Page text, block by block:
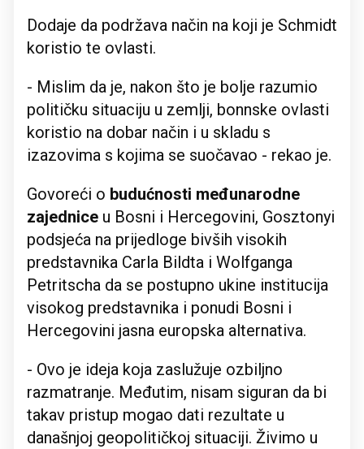
Dodaje da podržava način na koji je Schmidt
koristio te ovlasti.
- Mislim da je, nakon što je bolje razumio
političku situaciju u zemlji, bonnske ovlasti
koristio na dobar način i u skladu s
izazovima s kojima se suočavao - rekao je.
Govoreći o budućnosti međunarodne
zajednice u Bosni i Hercegovini, Gosztonyi
podsjeća na prijedloge bivših visokih
predstavnika Carla Bildta i Wolfganga
Petritscha da se postupno ukine institucija
visokog predstavnika i ponudi Bosni i
Hercegovini jasna europska alternativa.
- Ovo je ideja koja zaslužuje ozbiljno
razmatranje. Međutim, nisam siguran da bi
takav pristup mogao dati rezultate u
današnjoj geopolitičkoj situaciji. Živimo u